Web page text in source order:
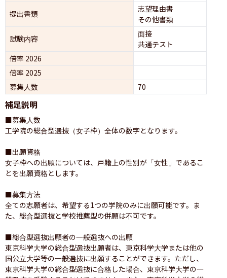
提出書類
志望理由書
その他書類
試験内容
面接
共通テスト
倍率 2026
倍率 2025
募集人数
70
補足説明
■募集人数
工学院の総合型選抜（女子枠）全体の数字となります。
■出願資格
女子枠への出願については、戸籍上の性別が「女性」であるこ
とを出願資格とします。
■募集方法
全ての志願者は、希望する1つの学院のみに出願可能です。ま
た、総合型選抜と学校推薦型の併願は不可です。
■総合型選抜出願者の一般選抜への出願
東京科学大学の総合型選抜出願者は、東京科学大学または他の
国公立大学等の一般選抜に出願することができます。ただし、
東京科学大学の総合型選抜に合格した場合、東京科学大学の一